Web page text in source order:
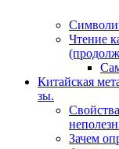
Чтение
Китайская
зы.
Зачем